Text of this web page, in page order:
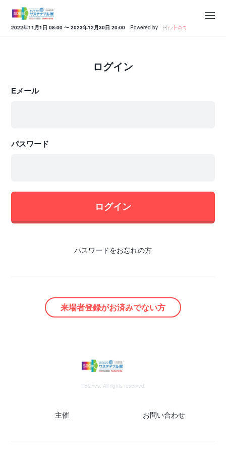
2022年11月1日 08:00 〜 2023年12月30日 20:00 Powered by
ログイン
Eメール
パスワード
ログイン
パスワードをお忘れの方
来場者登録がお済みでない方
©BizFes, All rights reserved.
主催 お問い合わせ